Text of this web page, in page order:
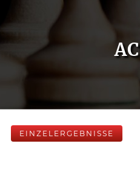
EINZELERGEBNISSE